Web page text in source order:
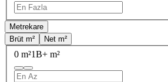
Metrekare
Brüt m²
Net m²
0 m²1B+ m²